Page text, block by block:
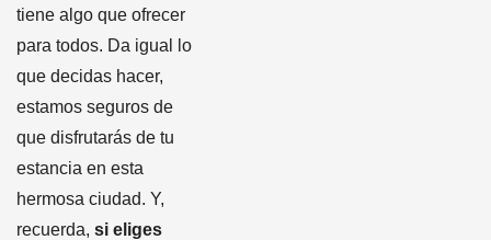
tiene algo que ofrecer
para todos. Da igual lo
que decidas hacer,
estamos seguros de
que disfrutarás de tu
estancia en esta
hermosa ciudad. Y,
recuerda, si eliges